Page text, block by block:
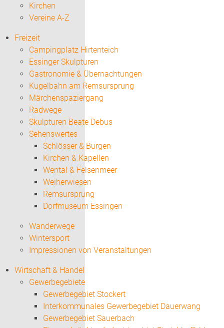
Kirchen
Vereine A-Z
Freizeit
Campingplatz Hirtenteich
Essinger Skulpturen
Gastronomie & Übernachtungen
Kugelbahn am Remsursprung
Märchenspaziergang
Radwege
Skulpturen Beate Debus
Sehenswertes
Schlösser & Burgen
Kirchen & Kapellen
Wental & Felsenmeer
Weiherwiesen
Remsursprung
Dorfmuseum Essingen
Wanderwege
Wintersport
Impressionen von Veranstaltungen
Wirtschaft & Handel
Gewerbegebiete
Gewerbegebiet Stockert
Interkommunales Gewerbegebiet Dauerwang
Gewerbegebiet Sauerbach